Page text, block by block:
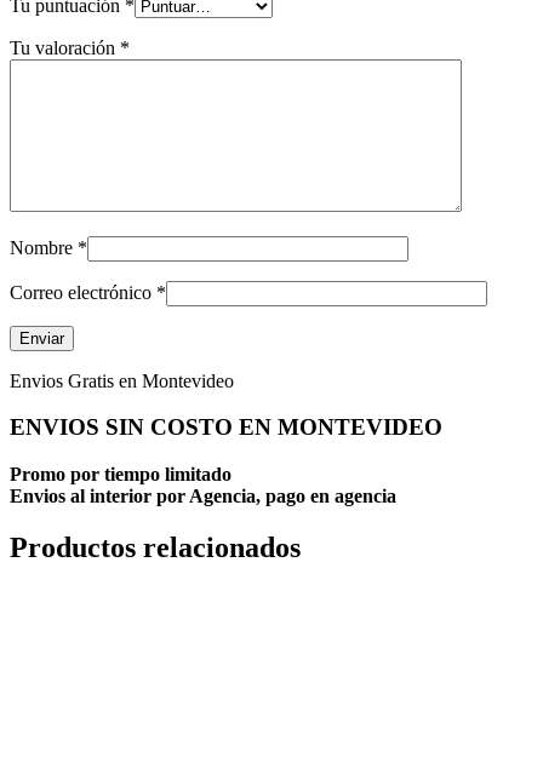
Tu puntuación *
Tu valoración *
Nombre *
Correo electrónico *
Envios Gratis en Montevideo
ENVIOS SIN COSTO EN MONTEVIDEO
Promo por tiempo limitado
Envios al interior por Agencia, pago en agencia
Productos relacionados